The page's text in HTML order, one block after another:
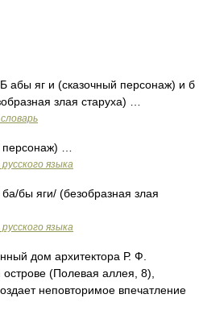
абы яг и (сказочный персонаж) и б
злая старуха) …
…
языка
бы яги/ (безобразная злая
языка
дом архитектора Р. Ф.
(Полевая аллея, 8),
неповторимое впечатление